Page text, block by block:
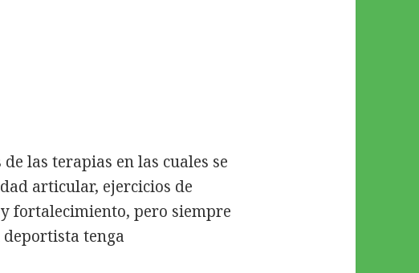
las terapias en las cuales se
articular, ejercicios de
fortalecimiento, pero siempre
tenga